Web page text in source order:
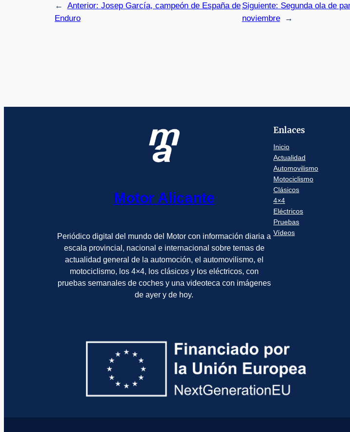
← Anterior: Josep García, campeón de España de
Enduro
Siguiente: Segunda ola de
noviembre
→
Motor Alicante
Periódico digital del mundo del Motor con información diaria a
escala provincial, nacional e internacional sobre temas de
actualidad general de la automoción, el automovilismo, el
motociclismo, los 4×4, los clásicos y los eléctricos, con
pruebas semanales de coches y una videoteca con imágenes
de ayer y de hoy.
Enlaces
Inicio
Actualidad
Automovilismo
Motociclismo
Clásicos
4×4
Eléctricos
Pruebas
Vídeos